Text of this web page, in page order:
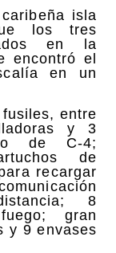
isla
los tres
en la
encontró el
en un
entre
y 3
de C-4;
de
recargar
8
gran
y 9 envases